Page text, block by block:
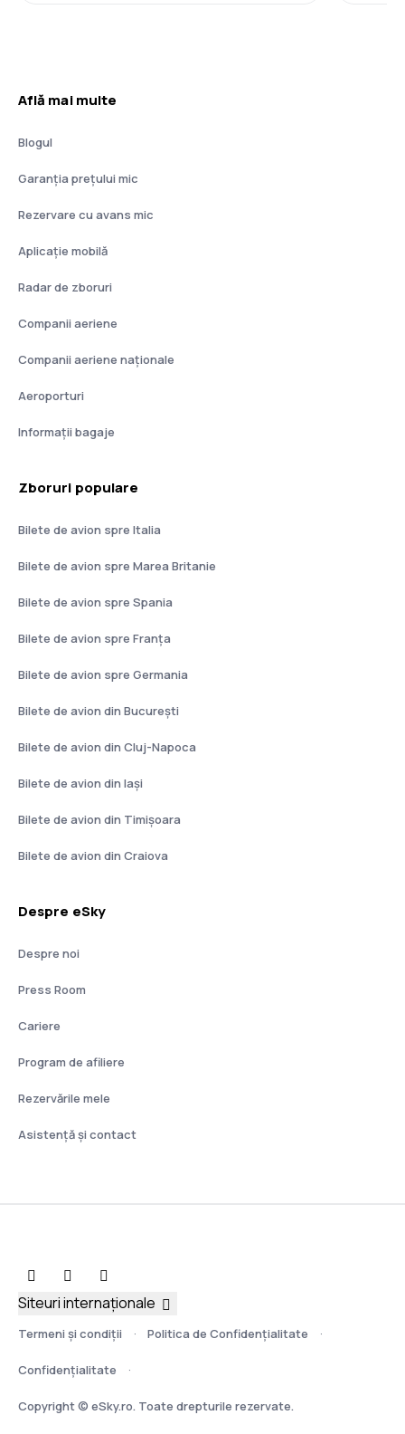
Află mai multe
Blogul
Garanția prețului mic
Rezervare cu avans mic
Aplicație mobilă
Radar de zboruri
Companii aeriene
Companii aeriene naţionale
Aeroporturi
Informații bagaje
Zboruri populare
Bilete de avion spre Italia
Bilete de avion spre Marea Britanie
Bilete de avion spre Spania
Bilete de avion spre Franţa
Bilete de avion spre Germania
Bilete de avion din București
Bilete de avion din Cluj-Napoca
Bilete de avion din Iași
Bilete de avion din Timișoara
Bilete de avion din Craiova
Despre eSky
Despre noi
Press Room
Cariere
Program de afiliere
Rezervările mele
Asistenţă şi contact
Termeni şi condiţii Politica de Confidențialitate
Confidențialitate
Copyright © eSky.ro. Toate drepturile rezervate.
Siteuri internaționale